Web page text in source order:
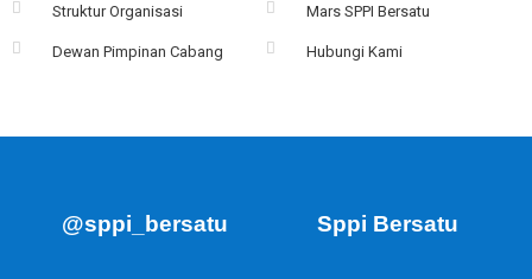
Struktur Organisasi
Dewan Pimpinan Cabang
Mars SPPI Bersatu
Hubungi Kami
@sppi_bersatu Sppi Bersatu